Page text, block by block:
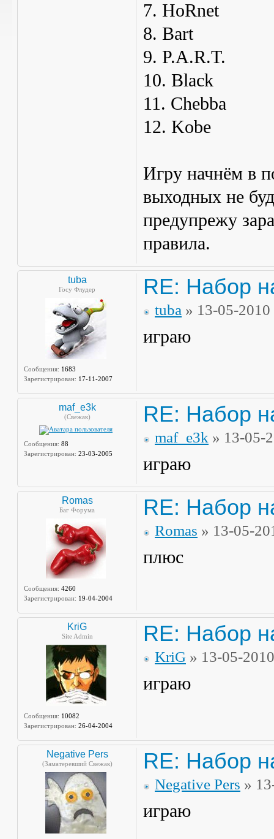
7. HoRnet
8. Bart
9. P.A.R.T.
10. Black
11. Chebba
12. Kobe
Игру начнём в
выходных не
предупрежу
правила.
tuba
Госу Флудер
Сообщения: 1683
Зарегистрирован: 17-11-2007
RE: Набор
tuba » 13-05-2010
играю
maf_e3k
(Свежак)
Сообщения: 88
Зарегистрирован: 23-03-2005
RE: Набор
maf_e3k » 13-05-
играю
Romas
Баг Форума
Сообщения: 4260
Зарегистрирован: 19-04-2004
RE: Набор
Romas » 13-05-
плюс
KriG
Site Admin
Сообщения: 10082
Зарегистрирован: 26-04-2004
RE: Набор
KriG » 13-05-2010
играю
Negative Pers
(Заматеревший Свежак) RE: Набор
Negative Pers »
играю